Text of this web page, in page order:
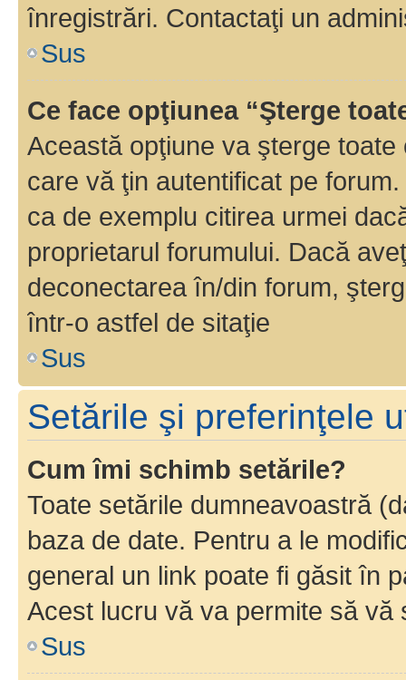
înregistrări. Contactaţi un
Sus
Ce face opţiunea “Şterge
Această opţiune va şterge
care vă ţin autentificat pe
ca de exemplu citirea urmei
proprietarul forumului. Dacă
deconectarea în/din forum,
într-o astfel de sitaţie
Sus
Setările şi preferinţele
Cum îmi schimb setările?
Toate setările dumneavoastră
baza de date. Pentru a le
general un link poate fi găsit în
Acest lucru vă va permite să
Sus